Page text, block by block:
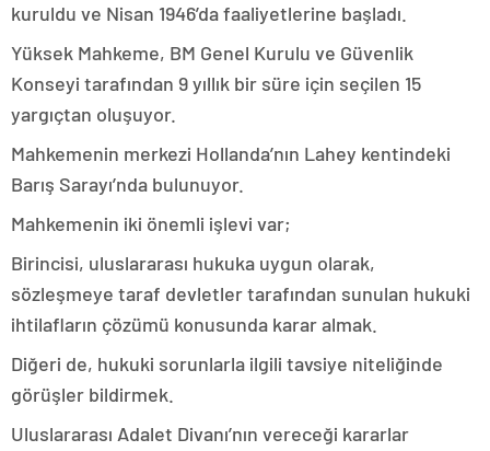
kuruldu ve Nisan 1946’da faaliyetlerine başladı.
Yüksek Mahkeme, BM Genel Kurulu ve Güvenlik
Konseyi tarafından 9 yıllık bir süre için seçilen 15
yargıçtan oluşuyor.
Mahkemenin merkezi Hollanda’nın Lahey kentindeki
Barış Sarayı’nda bulunuyor.
Mahkemenin iki önemli işlevi var;
Birincisi, uluslararası hukuka uygun olarak,
sözleşmeye taraf devletler tarafından sunulan hukuki
ihtilafların çözümü konusunda karar almak.
Diğeri de, hukuki sorunlarla ilgili tavsiye niteliğinde
görüşler bildirmek.
Uluslararası Adalet Divanı’nın vereceği kararlar